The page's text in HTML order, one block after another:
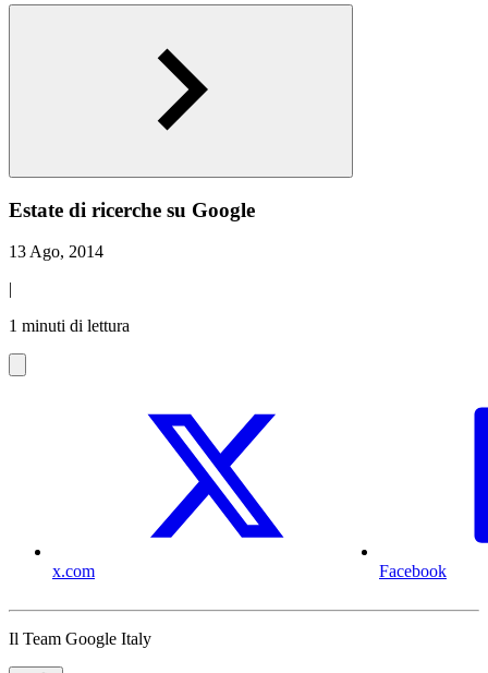
Estate di ricerche su Google
13 Ago, 2014
|
1 minuti di lettura
x.com Facebook
Il Team Google Italy